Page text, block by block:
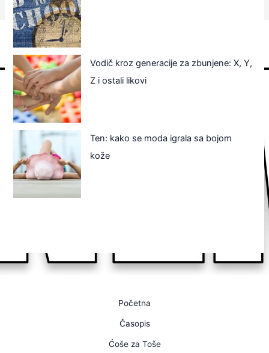
Vodič kroz generacije za zbunjene: X, Y,
Z i ostali likovi
Ten: kako se moda igrala sa bojom
kože
Početna
Časopis
Ćoše za Toše